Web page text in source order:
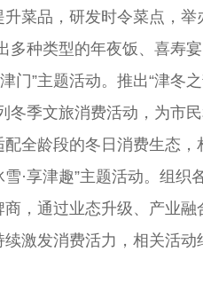
菜品，研发时令菜点，举
多种类型的年夜饭、喜寿
门”主题活动。推出“津冬
冬季文旅消费活动，为市
全龄段的冬日消费生态，
·享津趣”主题活动。组织
，通过业态升级、产业融
激发消费活力，相关活动